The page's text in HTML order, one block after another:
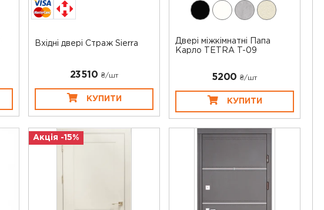
Вхідні двері Страж Sierra
23510 ₴/шт
КУПИТИ
Двері міжкімнатні Папа
Карло TETRA T-09
5200 ₴/шт
КУПИТИ
Акція -15%